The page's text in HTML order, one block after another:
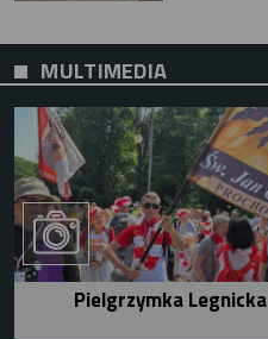
MULTIMEDIA
Pielgrzymka Legnicka